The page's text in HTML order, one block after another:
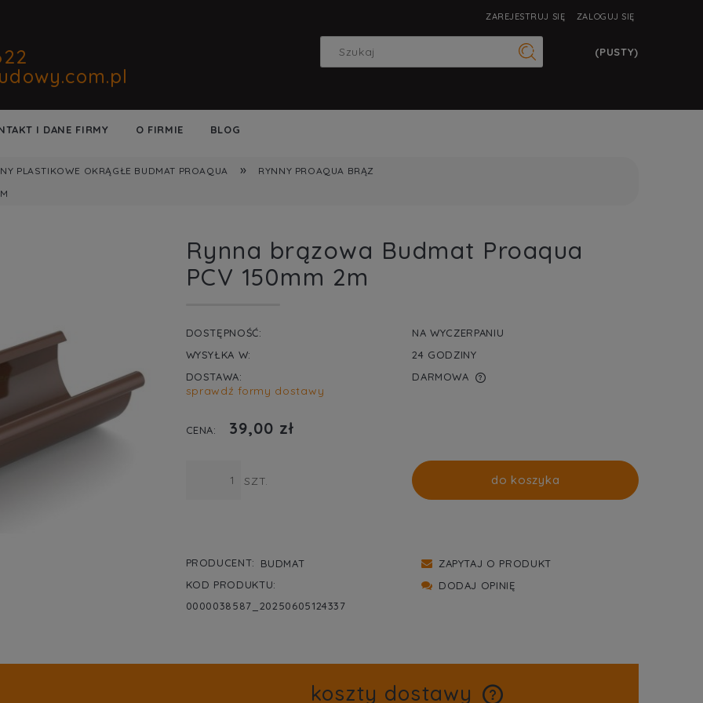
ZAREJESTRUJ SIĘ ZALOGUJ SIĘ
(PUSTY)
I DANE FIRMY O FIRMIE BLOG
PLASTIKOWE OKRĄGŁE BUDMAT PROAQUA »
RYNNY PROAQUA BRĄZ
Rynna brązowa Budmat Proaqua
PCV 150mm 2m
DOSTĘPNOŚĆ:
NA WYCZERPANIU
WYSYŁKA W:
24 GODZINY
DOSTAWA:
DARMOWA
KOSZTÓW PŁATNOŚCI
sprawdź formy dostawy
CENA: 39,00 zł
SZT. do koszyka
PRODUCENT:
BUDMAT
KOD PRODUKTU:
0000038587_20250605124337
ZAPYTAJ O PRODUKT
DODAJ OPINIĘ
koszty dostawy